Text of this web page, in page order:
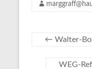
← Walter-
WEG-